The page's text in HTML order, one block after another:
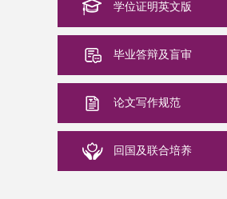
学位证明英文版
毕业答辩及盲审
论文写作规范
回国及联合培养